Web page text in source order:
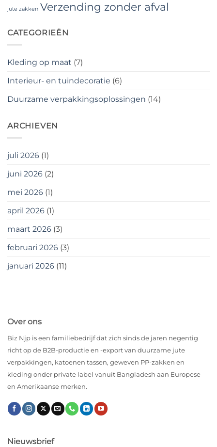
jute zakken Verzending zonder afval
CATEGORIEËN
Kleding op maat (7)
Interieur- en tuindecoratie (6)
Duurzame verpakkingsoplossingen (14)
ARCHIEVEN
juli 2026 (1)
juni 2026 (2)
mei 2026 (1)
april 2026 (1)
maart 2026 (3)
februari 2026 (3)
januari 2026 (11)
Over ons
Biz Njp is een familiebedrijf dat zich sinds de jaren negentig
richt op de B2B-productie en -export van duurzame jute
verpakkingen, katoenen tassen, geweven PP-zakken en
kleding onder private label vanuit Bangladesh aan Europese
en Amerikaanse merken.
Nieuwsbrief